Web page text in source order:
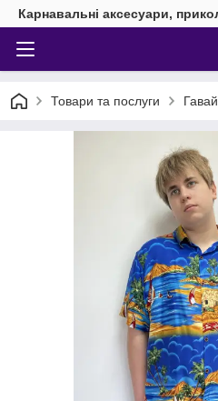
Карнавальні аксесуари,
Товари та послуги